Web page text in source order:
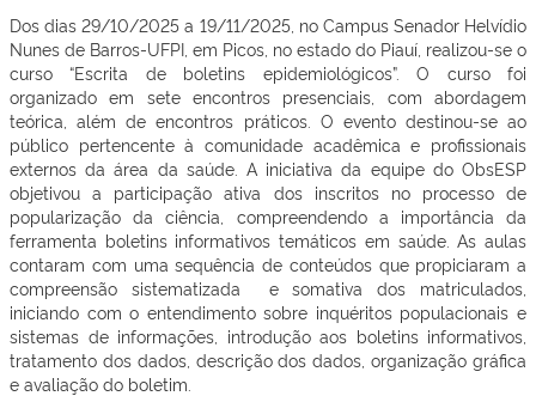
Dos dias 29/10/2025 a 19/11/2025, no Campus Senador Helvídio
Nunes de Barros-UFPI, em Picos, no estado do Piauí, realizou-se o
curso “Escrita de boletins epidemiológicos”. O curso foi
organizado em sete encontros presenciais, com abordagem
teórica, além de encontros práticos. O evento destinou-se ao
público pertencente à comunidade acadêmica e profissionais
externos da área da saúde. A iniciativa da equipe do ObsESP
objetivou a participação ativa dos inscritos no processo de
popularização da ciência, compreendendo a importância da
ferramenta boletins informativos temáticos em saúde. As aulas
contaram com uma sequência de conteúdos que propiciaram a
compreensão sistematizada
e somativa dos matriculados,
iniciando com o entendimento sobre inquéritos populacionais e
sistemas de informações, introdução aos boletins informativos,
tratamento dos dados, descrição dos dados, organização gráfica
e avaliação do boletim.